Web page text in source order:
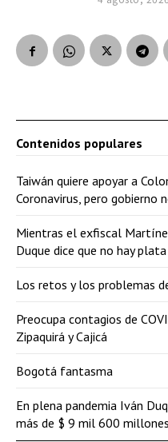
Contenidos populares
Taiwán quiere apoyar a
Coronavirus, pero gobierno
Mientras el exfiscal
Duque dice que no hay
Los retos y los problemas
Preocupa contagios de
Zipaquirá y Cajicá
Bogotá fantasma
En plena pandemia Iván
más de $ 9 mil 600 millones